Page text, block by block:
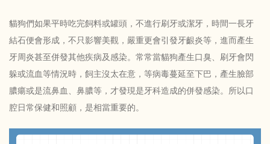
貓狗們如果平時吃完飼料或罐頭，不進行刷牙或潔牙，時間一長牙
結石便會形成，不只影響美觀，嚴重更會引發牙齦炎等，進而產生
牙周炎甚至併發其他疾病及感染。常常當貓狗產生口臭、刷牙會閃
躲或流血等情況時，飼主沒太在意，等病毒蔓延至下巴，產生臉部
膿瘍或是流鼻血、鼻膿等，才發現是牙科造成的併發感染。所以口
腔日常保健和照顧，是相當重要的。